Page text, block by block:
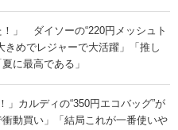
！」 ダイソーの“220円メッシュト
めでレジャーで大活躍」「推し
に最高である」
」カルディの“350円エコバッグ”が
動買い」「結局これが一番使いや